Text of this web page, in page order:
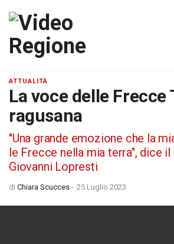
ATTUALITÀ
La voce delle
ragusana
"Una grande emozione che la
le Frecce nella mia terra", dice il
Giovanni Lopresti
di Chiara Scucces - 25 Luglio 2023